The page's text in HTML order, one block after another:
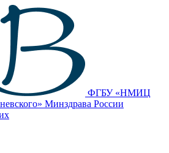
ФГБУ «НМИЦ
Минздрава России